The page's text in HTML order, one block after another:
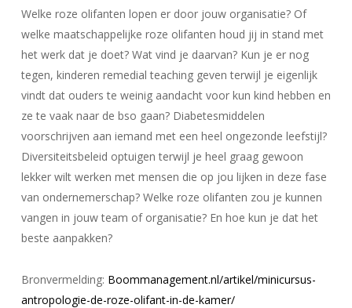
Welke roze olifanten lopen er door jouw organisatie? Of
welke maatschappelijke roze olifanten houd jij in stand met
het werk dat je doet? Wat vind je daarvan? Kun je er nog
tegen, kinderen remedial teaching geven terwijl je eigenlijk
vindt dat ouders te weinig aandacht voor kun kind hebben en
ze te vaak naar de bso gaan? Diabetesmiddelen
voorschrijven aan iemand met een heel ongezonde leefstijl?
Diversiteitsbeleid optuigen terwijl je heel graag gewoon
lekker wilt werken met mensen die op jou lijken in deze fase
van ondernemerschap? Welke roze olifanten zou je kunnen
vangen in jouw team of organisatie? En hoe kun je dat het
beste aanpakken?
Bronvermelding: Boommanagement.nl/artikel/minicursus-
antropologie-de-roze-olifant-in-de-kamer/